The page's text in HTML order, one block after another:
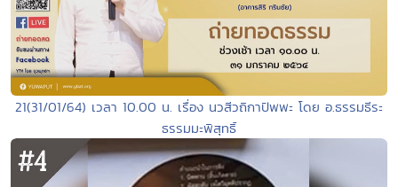
21(31/01/64) เวลา 10.00 น. เรื่อง นวสีวถิกาปัพพะ โดย อ.ธรรมธีระ
ธรรมมะพิสุทธิ์